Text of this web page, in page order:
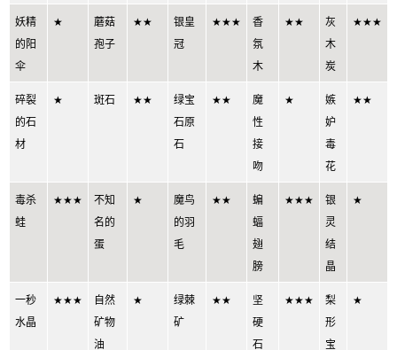
妖精
的阳
伞
★
蘑菇
孢子
★★
银皇
冠
★★★
香
氛
木
★★
灰
木
炭
★★★
碎裂
的石
材
★ 斑石 ★★
绿宝
石原
石
★★
魔
性
接
吻
★
嫉
妒
毒
花
★★
毒杀
蛙
★★★
不知
名的
蛋
★
魔鸟
的羽
毛
★★
蝙
蝠
翅
膀
★★★
银
灵
结
晶
★
一秒
水晶
★★★
自然
矿物
油
★
绿棘
矿
★★
坚
硬
石
★★★
梨
形
宝
★